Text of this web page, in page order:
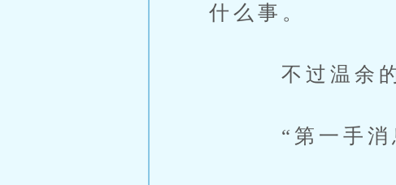
什么事。
不过温余的确
“第一手消息